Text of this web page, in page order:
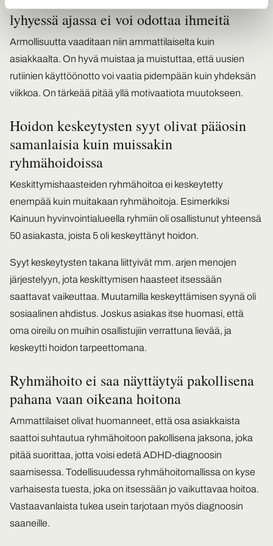
lyhyessä ajassa ei voi odottaa ihmeitä
Armollisuutta vaaditaan niin ammattilaiselta kuin
asiakkaalta. On hyvä muistaa ja muistuttaa, että uusien
rutiinien käyttöönotto voi vaatia pidempään kuin yhdeksän
viikkoa. On tärkeää pitää yllä motivaatiota muutokseen.
Hoidon keskeytysten syyt olivat pääosin
samanlaisia kuin muissakin
ryhmähoidoissa
Keskittymishaasteiden ryhmähoitoa ei keskeytetty
enempää kuin muitakaan ryhmähoitoja. Esimerkiksi
Kainuun hyvinvointialueella ryhmiin oli osallistunut yhteensä
50 asiakasta, joista 5 oli keskeyttänyt hoidon.
Syyt keskeytysten takana liittyivät mm. arjen menojen
järjestelyyn, jota keskittymisen haasteet itsessään
saattavat vaikeuttaa. Muutamilla keskeyttämisen syynä oli
sosiaalinen ahdistus. Joskus asiakas itse huomasi, että
oma oireilu on muihin osallistujiin verrattuna lievää, ja
keskeytti hoidon tarpeettomana.
Ryhmähoito ei saa näyttäytyä pakollisena
pahana vaan oikeana hoitona
Ammattilaiset olivat huomanneet, että osa asiakkaista
saattoi suhtautua ryhmähoitoon pakollisena jaksona, joka
pitää suorittaa, jotta voisi edetä ADHD-diagnoosin
saamisessa. Todellisuudessa ryhmähoitomallissa on kyse
varhaisesta tuesta, joka on itsessään jo vaikuttavaa hoitoa.
Vastaavanlaista tukea usein tarjotaan myös diagnoosin
saaneille.